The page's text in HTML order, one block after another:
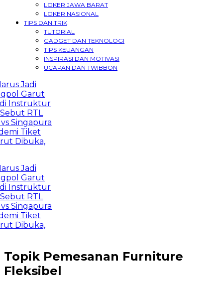
LOKER JAWA BARAT
LOKER NASIONAL
TIPS DAN TRIK
TUTORIAL
GADGET DAN TEKNOLOGI
TIPS KEUANGAN
INSPIRASI DAN MOTIVASI
UCAPAN DAN TWIBBON
Jadi
Garut
Instruktur
RTL
Singapura
Tiket
Dibuka,
Jadi
Garut
Instruktur
RTL
Singapura
Tiket
Dibuka,
Topik Pemesanan Furniture
Fleksibel